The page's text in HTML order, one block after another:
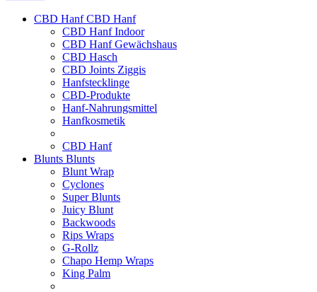
CBD HanfCBD Hanf
CBD Hanf Indoor
CBD Hanf Gewächshaus
CBD Hasch
CBD Joints Ziggis
Hanfstecklinge
CBD-Produkte
Hanf-Nahrungsmittel
Hanfkosmetik
CBD Hanf
Blunts Blunts
Blunt Wrap
Cyclones
Super Blunts
Juicy Blunt
Backwoods
Rips Wraps
G-Rollz
Chapo Hemp Wraps
King Palm